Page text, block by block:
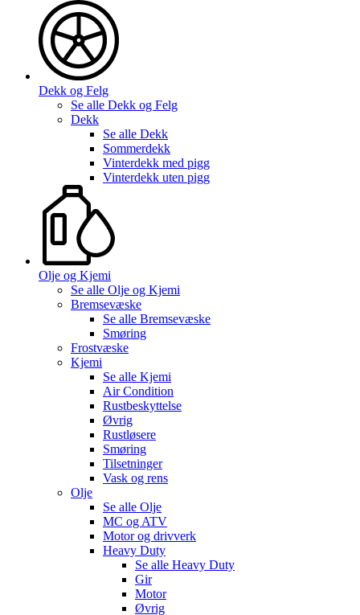
Dekk og Felg
Se alle Dekk og Felg
Dekk
Se alle Dekk
Sommerdekk
Vinterdekk med pigg
Vinterdekk uten pigg
Olje og Kjemi
Se alle Olje og Kjemi
Bremsevæske
Se alle Bremsevæske
Smøring
Frostvæske
Kjemi
Se alle Kjemi
Air Condition
Rustbeskyttelse
Øvrig
Rustløsere
Smøring
Tilsetninger
Vask og rens
Olje
Se alle Olje
MC og ATV
Motor og drivverk
Heavy Duty
Se alle Heavy Duty
Gir
Motor
Øvrig